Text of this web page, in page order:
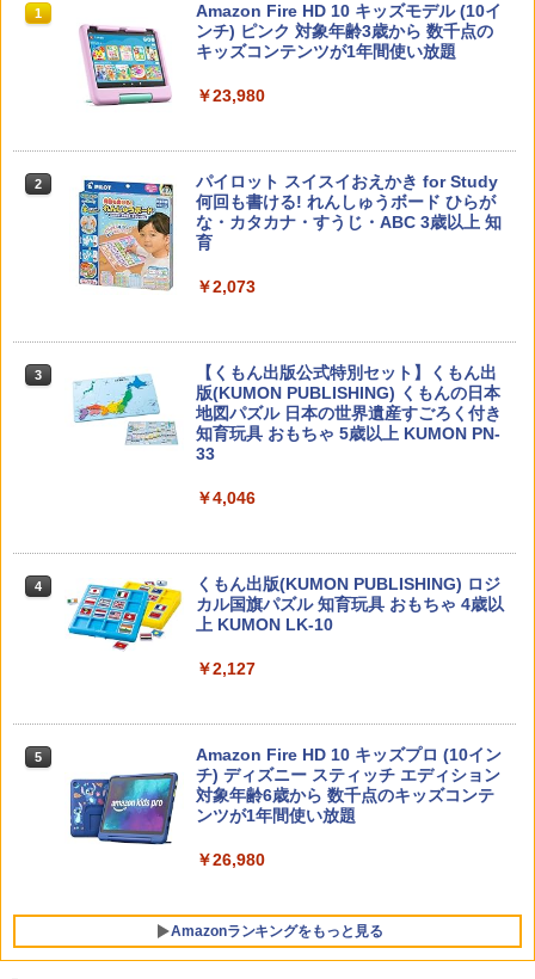
1 教育者のためのコーチング入門
￥2,530
2 先生のためのGoogle AI完全攻略図鑑
￥-
カウンセリングとは何か 変化するという
こと (講談社現代新書 2787)
￥1,540
￥2,200
￥1,430
1
Amazon Fire HD 10 キッズモデル (10イ
ンチ) ピンク 対象年齢3歳から 数千点の
キッズコンテンツが1年間使い放題
￥23,980
2
パイロット スイスイおえかき for Study
何回も書ける! れんしゅうボード ひらが
な・カタカナ・すうじ・ABC 3歳以上 知
育
￥2,073
3
【くもん出版公式特別セット】くもん出
版(KUMON PUBLISHING) くもんの日本
地図パズル 日本の世界遺産すごろく付き
知育玩具 おもちゃ 5歳以上 KUMON PN-
33
￥4,046
4
くもん出版(KUMON PUBLISHING) ロジ
カル国旗パズル 知育玩具 おもちゃ 4歳以
上 KUMON LK-10
￥2,127
5
Amazon Fire HD 10 キッズプロ (10イン
チ) ディズニー スティッチ エディション
対象年齢6歳から 数千点のキッズコンテ
ンツが1年間使い放題
￥26,980
Amazonランキングをもっと見る